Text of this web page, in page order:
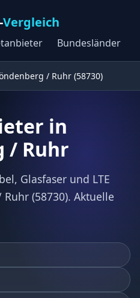
Vergleich
Bundesländer
/ Ruhr (58730)
in
/ Ruhr
Glasfaser und LTE
(58730). Aktuelle